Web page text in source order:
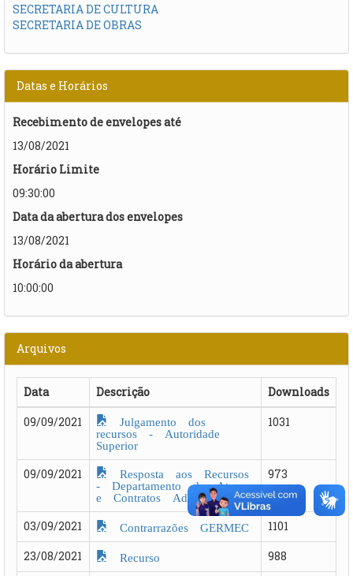
SECRETARIA DE CULTURA
SECRETARIA DE OBRAS
Datas e Horários
Recebimento de envelopes até
13/08/2021
Horário Limite
09:30:00
Data da abertura dos envelopes
13/08/2021
Horário da abertura
10:00:00
Arquivos
Data Descrição
Downloads
09/09/2021
Julgamento dos
recursos - Autoridade
Superior
1031
09/09/2021
Resposta aos Recursos
- Departamento de Atos
e Contratos Adm
973
03/09/2021 Contrarrazões GERMEC
1101
23/08/2021
Recurso
988